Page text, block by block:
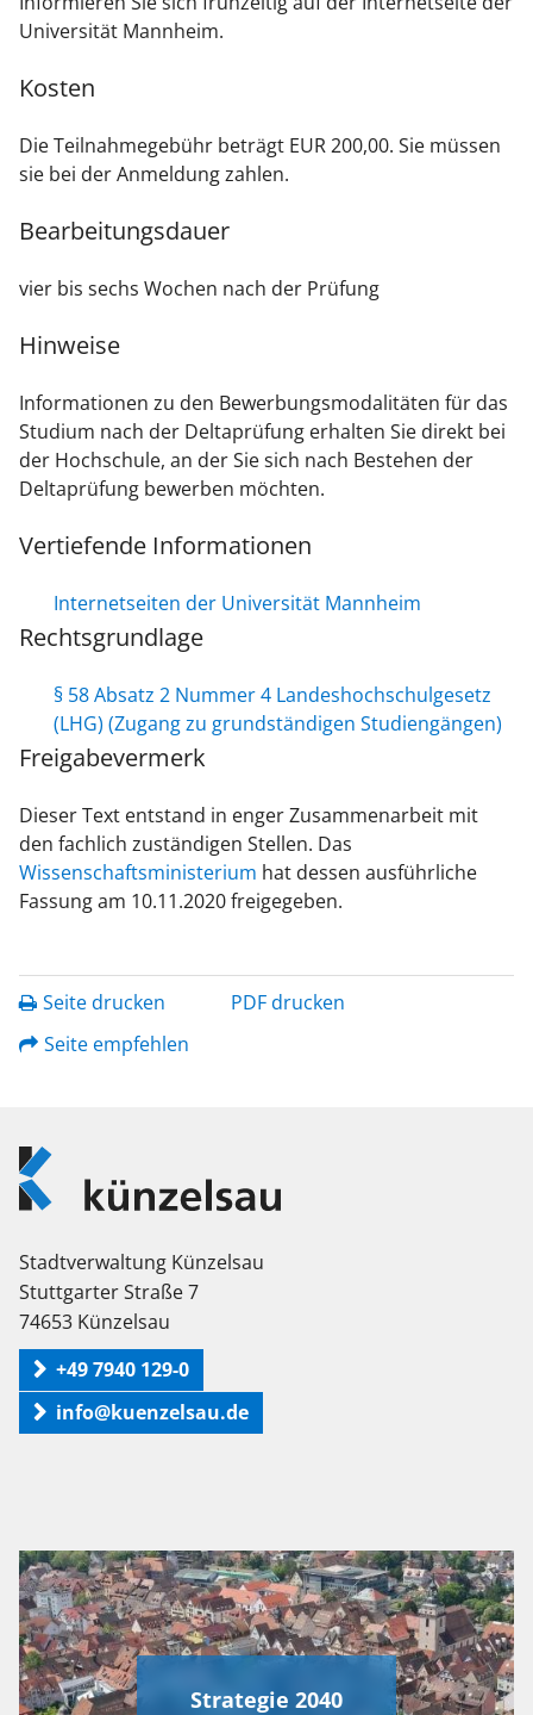
Universität Mannheim.
Kosten
Die Teilnahmegebühr beträgt EUR 200,00. Sie müssen
sie bei der Anmeldung zahlen.
Bearbeitungsdauer
vier bis sechs Wochen nach der Prüfung
Hinweise
Informationen zu den Bewerbungsmodalitäten für das
Studium nach der Deltaprüfung erhalten Sie direkt bei
der Hochschule, an der Sie sich nach Bestehen der
Deltaprüfung bewerben möchten.
Vertiefende Informationen
Internetseiten der Universität Mannheim
Rechtsgrundlage
§ 58 Absatz 2 Nummer 4 Landeshochschulgesetz
(LHG) (Zugang zu grundständigen Studiengängen)
Freigabevermerk
Dieser Text entstand in enger Zusammenarbeit mit
den fachlich zuständigen Stellen. Das
Wissenschaftsministerium hat dessen ausführliche
Fassung am 10.11.2020 freigegeben.
Seite drucken
PDF drucken
Seite empfehlen
Logo
Künzelsau
Stadtverwaltung Künzelsau
Stuttgarter Straße 7
74653 Künzelsau
+49 7940 129-0
info@kuenzelsau.de
Strategie 2040